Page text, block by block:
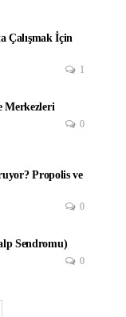
Çalışmak İçin
1
Merkezleri
0
Propolis ve
0
Sendromu)
0